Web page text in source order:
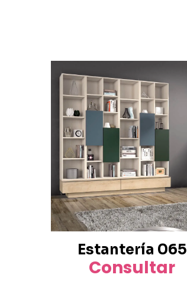
Estantería 065
Consultar